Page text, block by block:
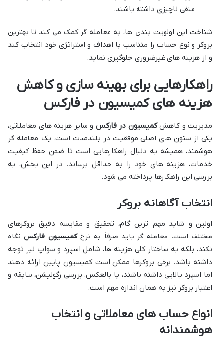
منفی ناچیزی داشته باشند.
شناخت این اولویت بندی ها، به معامله گر کمک می کند تا بهترین
بروکر و نوع حساب را متناسب با اهداف و استراتژی خود انتخاب کند
و از هزینه های غیرضروری جلوگیری نماید.
راهکارهایی برای بهینه سازی و کاهش
هزینه های کمیسیون در فارکس
مدیریت و کاهشکمیسیون در فارکس و سایر هزینه های معاملاتی،
یکی از ستون های اصلی موفقیت در بلندمدت است. یک معامله گر
هوشمند، همیشه به دنبال راهکارهایی است تا ضمن حفظ کیفیت
خدمات، هزینه های خود را به حداقل برساند. در این بخش، به
بررسی این راهکارها پرداخته می شود.
انتخاب آگاهانه بروکر
اولین و شاید مهم ترین گام، تحقیق و مقایسه دقیق بروکرهای
مختلف است. معامله گر باید صرفاً به نرخکمیسیون فارکسنگاه
نکند، بلکه به ساختار کلی هزینه ها، شامل اسپرد و سواپ نیز توجه
داشته باشد. برخی بروکرها ممکن است کمیسیون پایین ارائه دهند
اما اسپرد بالایی داشته باشند، یا بالعکس. بررسی رگولیشن، سابقه و
اعتبار بروکر نیز به همان اندازه مهم است.
انواع حساب های معاملاتی و انتخاب
هوشمندانه